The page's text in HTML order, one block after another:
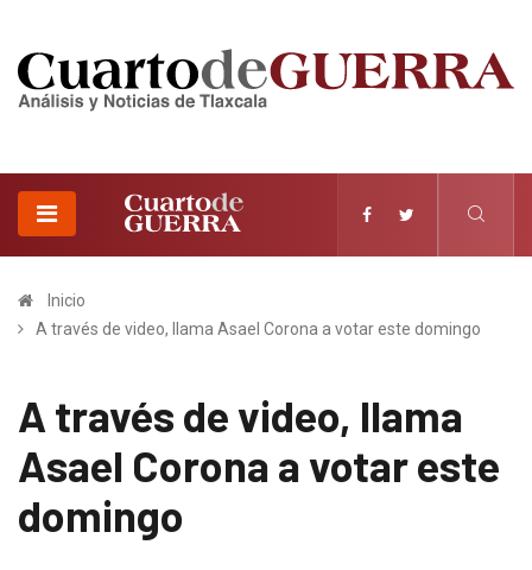
Inicio
A través de video, llama Asael Corona a votar este domingo
A través de video, llama
Asael Corona a votar este
domingo